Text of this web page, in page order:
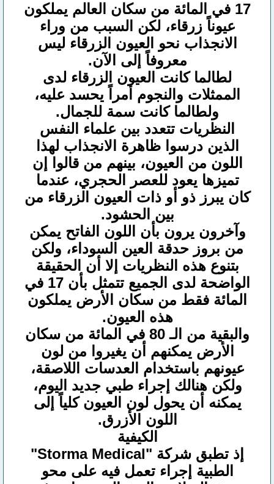
17 في المائة من سكان العالم يملكون
عيوناً زرقاء، لكن السبب من وراء
الانجذاب نحو العيون الزرقاء ليس
معروفاً إلى الآن.
لطالما كانت العيون الزرقاء لدى
الممثلات والنجوم أمراً يحسد عليه،
ولطالما كانت سمة للجمال.
النظريات تتعدد بين علماء النفس
الذين درسوا ظاهرة الانجذاب لهذا
اللون من العيون، بينهم من قالوا إن
تميزها يعود للعصر الحجري، عندما
كان يبرز ذو أو ذات العيون الزرقاء من
بين الحشود.
وآخرون يرون بأن اللون الفاتح يمكن
من بروز حدقة العين السوداء، ولكن
بتنوع هذه النظريات إلا أن الحقيقة
الواضحة لدى الجميع تتمثل بأن 17 في
المائة فقط من سكان الأرض يملكون
هذه العيون.
والبقية من الـ 80 في المائة من سكان
الأرض يمكنهم أن يغيروا من لون
عيونهم باستخدام العدسات اللاصقة،
ولكن هنالك إجراء طبي جديد اليوم،
يمكنه أن يحول لون العيون كلياً إلى
اللون الأزرق.
الكيفية
إذ تطبق شركة "Storma Medical"
الطبية إجراء تعمل فيه على محو